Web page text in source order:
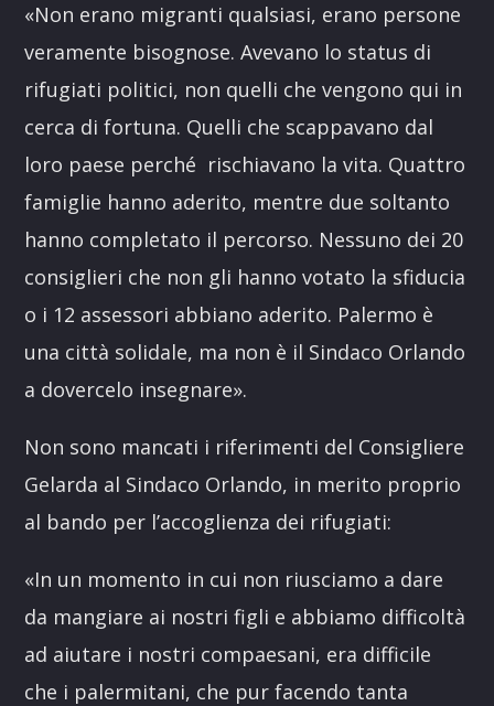
«Non erano migranti qualsiasi, erano persone
veramente bisognose. Avevano lo status di
rifugiati politici, non quelli che vengono qui in
cerca di fortuna. Quelli che scappavano dal
loro paese perché rischiavano la vita. Quattro
famiglie hanno aderito, mentre due soltanto
hanno completato il percorso. Nessuno dei 20
consiglieri che non gli hanno votato la sfiducia
o i 12 assessori abbiano aderito. Palermo è
una città solidale, ma non è il Sindaco Orlando
a dovercelo insegnare».
Non sono mancati i riferimenti del Consigliere
Gelarda al Sindaco Orlando, in merito proprio
al bando per l’accoglienza dei rifugiati:
«In un momento in cui non riusciamo a dare
da mangiare ai nostri figli e abbiamo difficoltà
ad aiutare i nostri compaesani, era difficile
che i palermitani, che pur facendo tanta